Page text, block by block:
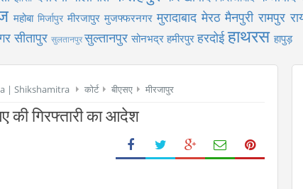
महोबा मिर्जापुर मीरजापुर मुजफ्फरनगर मुरादाबाद मेरठ मैनपुरी रामपुर
सीतापुर सुलतानपुरसुल्तानपुर सोनभद्र हमीरपुर हरदोई हाथरस हापुड़
| Shikshamitra कोर्ट बीएसए मीरजापुर
की गिरफ्तारी का आदेश